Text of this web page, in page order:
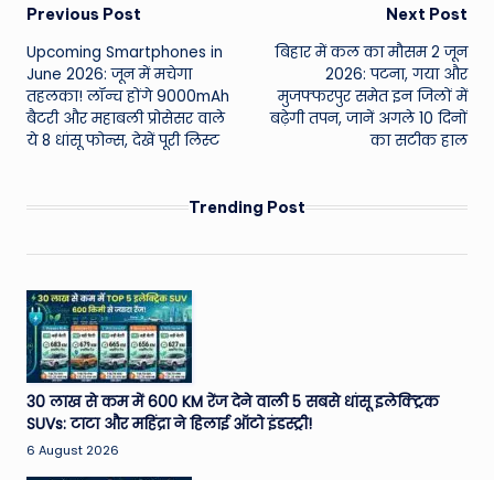
Post
navigation
Previous Post
Upcoming Smartphones in
June 2026: जून में मचेगा
तहलका! लॉन्च होंगे 9000mAh
बैटरी और महाबली प्रोसेसर वाले
ये 8 धांसू फोन्स, देखें पूरी लिस्ट
Next Post
बिहार में कल का मौसम 2 जून
2026: पटना, गया और
मुजफ्फरपुर समेत इन जिलों में
बढ़ेगी तपन, जानें अगले 10 दिनों
का सटीक हाल
Trending Post
30 लाख से कम में 600 KM रेंज देने वाली 5 सबसे धांसू इलेक्ट्रिक
SUVs: टाटा और महिंद्रा ने हिलाई ऑटो इंडस्ट्री!
6 August 2026